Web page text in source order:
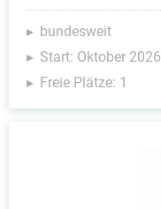
bundesweit
Start: Oktober 2026
Freie Plätze: 1